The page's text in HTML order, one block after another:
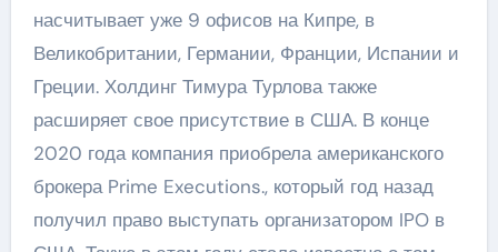
насчитывает уже 9 офисов на Кипре, в
Великобритании, Германии, Франции, Испании и
Греции. Холдинг Тимура Турлова также
расширяет свое присутствие в США. В конце
2020 года компания приобрела американского
брокера Prime Executions., который год назад
получил право выступать организатором IPO в